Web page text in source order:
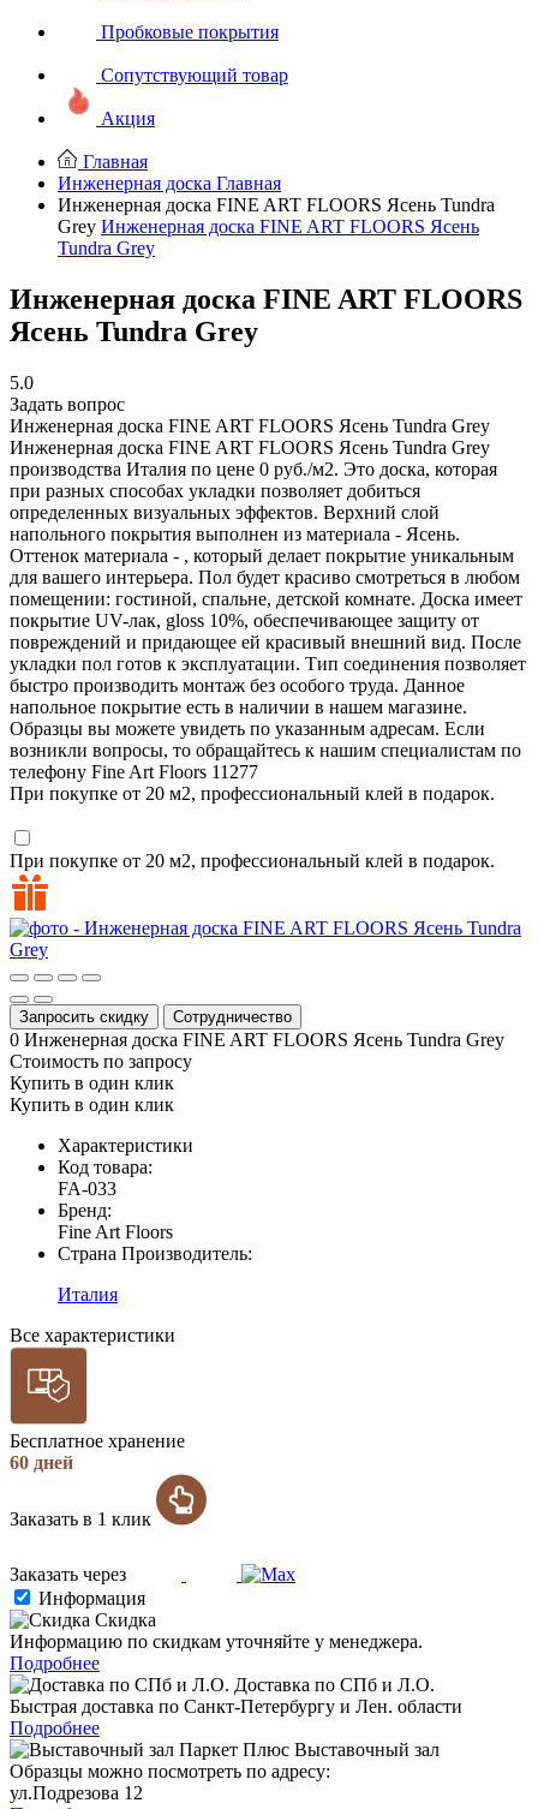
Пробковые покрытия
Сопутствующий товар
Акция
Главная
Инженерная доска Главная
Инженерная доска FINE ART FLOORS Ясень Tundra
Grey Инженерная доска FINE ART FLOORS Ясень
Tundra Grey
Инженерная доска FINE ART FLOORS
Ясень Tundra Grey
5.0
Задать вопрос
Инженерная доска FINE ART FLOORS Ясень Tundra Grey
Инженерная доска FINE ART FLOORS Ясень Tundra Grey
производства Италия по цене 0 руб./м2. Это доска, которая
при разных способах укладки позволяет добиться
определенных визуальных эффектов. Верхний слой
напольного покрытия выполнен из материала - Ясень.
Оттенок материала - , который делает покрытие уникальным
для вашего интерьера. Пол будет красиво смотреться в любом
помещении: гостиной, спальне, детской комнате. Доска имеет
покрытие UV-лак, gloss 10%, обеспечивающее защиту от
повреждений и придающее ей красивый внешний вид. После
укладки пол готов к эксплуатации. Тип соединения позволяет
быстро производить монтаж без особого труда. Данное
напольное покрытие есть в наличии в нашем магазине.
Образцы вы можете увидеть по указанным адресам. Если
возникли вопросы, то обращайтесь к нашим специалистам по
телефону Fine Art Floors 11277
При покупке от 20 м2, профессиональный клей в подарок.
При покупке от 20 м2, профессиональный клей в подарок.
Запросить скидку Сотрудничество
0 Инженерная доска FINE ART FLOORS Ясень Tundra Grey
Стоимость по запросу
Купить в один клик
Купить в один клик
Характеристики
Код товара:
FA-033
Бренд:
Fine Art Floors
Страна Производитель:
Италия
Все характеристики
Бесплатное хранение
60 дней
Заказать в 1 клик
Заказать через
Информация
Скидка
Информацию по скидкам уточняйте у менеджера.
Подробнее
Доставка по СПб и Л.О.
Быстрая доставка по Санкт-Петербургу и Лен. области
Подробнее
Выставочный зал
Образцы можно посмотреть по адресу:
ул.Подрезова 12